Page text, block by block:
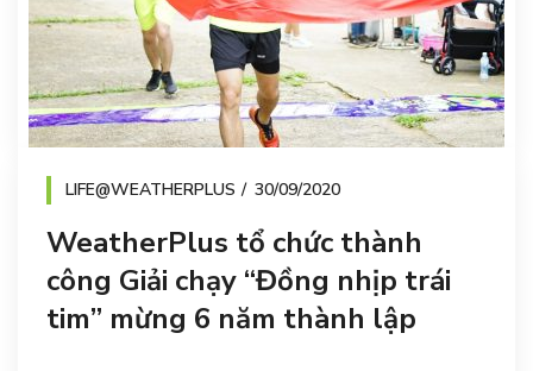
LIFE@WEATHERPLUS 30/09/2020
WeatherPlus tổ chức thành
công Giải chạy “Đồng nhịp trái
tim” mừng 6 năm thành lập